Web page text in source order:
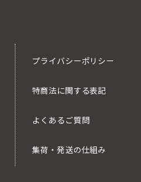
プライバシーポリシー
特商法に関する表記
よくあるご質問
集荷・発送の仕組み